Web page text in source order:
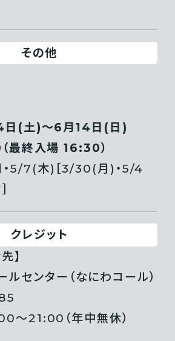
その他
(土)〜6月14日(日)
最終入場 16:30）
・5/7(木)［3/30(月)・5/4
クレジット
】
センター（なにわコール）
〜21:00（年中無休）